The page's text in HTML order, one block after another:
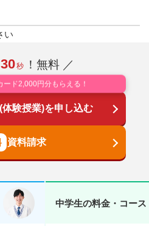
い
30秒 ！無料 ／
ド2,000円分もらえる！
験授業)を申し込む
資料請求
中学生の料金・コース